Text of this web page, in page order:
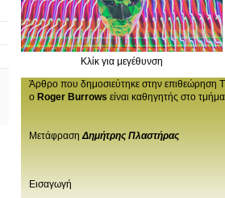
Κλίκ για μεγέθυνση
Άρθρο που δημοσιεύτηκε στην
ο Roger Burrows είναι καθηγητής στο
Μετάφραση Δημήτρης Πλαστήρας
Εισαγωγή